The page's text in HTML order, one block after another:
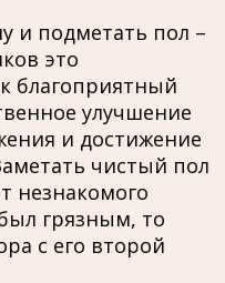
и подметать пол –
это
благоприятный
улучшение
и достижение
чистый пол
незнакомого
грязным, то
с его второй